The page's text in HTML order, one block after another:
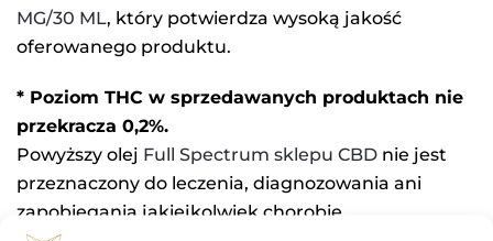
MG/30 ML, który potwierdza wysoką jakość
oferowanego produktu.
* Poziom THC w sprzedawanych produktach nie
przekracza 0,2%.
Powyższy olej Full Spectrum sklepu CBD nie jest
przeznaczony do leczenia, diagnozowania ani
zapobiegania jakiejkolwiek chorobie.